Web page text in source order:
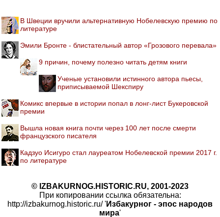
В Швеции вручили альтернативную Нобелевскую премию по
литературе
Эмили Бронте - блистательный автор «Грозового перевала»
9 причин, почему полезно читать детям книги
Ученые установили истинного автора пьесы,
приписываемой Шекспиру
Комикс впервые в истории попал в лонг-лист Букеровской
премии
Вышла новая книга почти через 100 лет после смерти
французского писателя
Кадзуо Исигуро стал лауреатом Нобелевской премии 2017 г.
по литературе
© IZBAKURNOG.HISTORIC.RU, 2001-2023
При копировании ссылка обязательна:
http://izbakurnog.historic.ru/ 'Избакурног - эпос народов
мира'